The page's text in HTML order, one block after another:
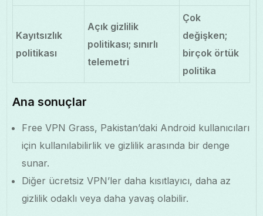
Kayıtsızlık
politikası
Açık gizlilik
politikası; sınırlı
telemetri
Çok
değişken;
birçok örtük
politika
Ana sonuçlar
Free VPN Grass, Pakistan’daki Android kullanıcıları
için kullanılabilirlik ve gizlilik arasında bir denge
sunar.
Diğer ücretsiz VPN’ler daha kısıtlayıcı, daha az
gizlilik odaklı veya daha yavaş olabilir.